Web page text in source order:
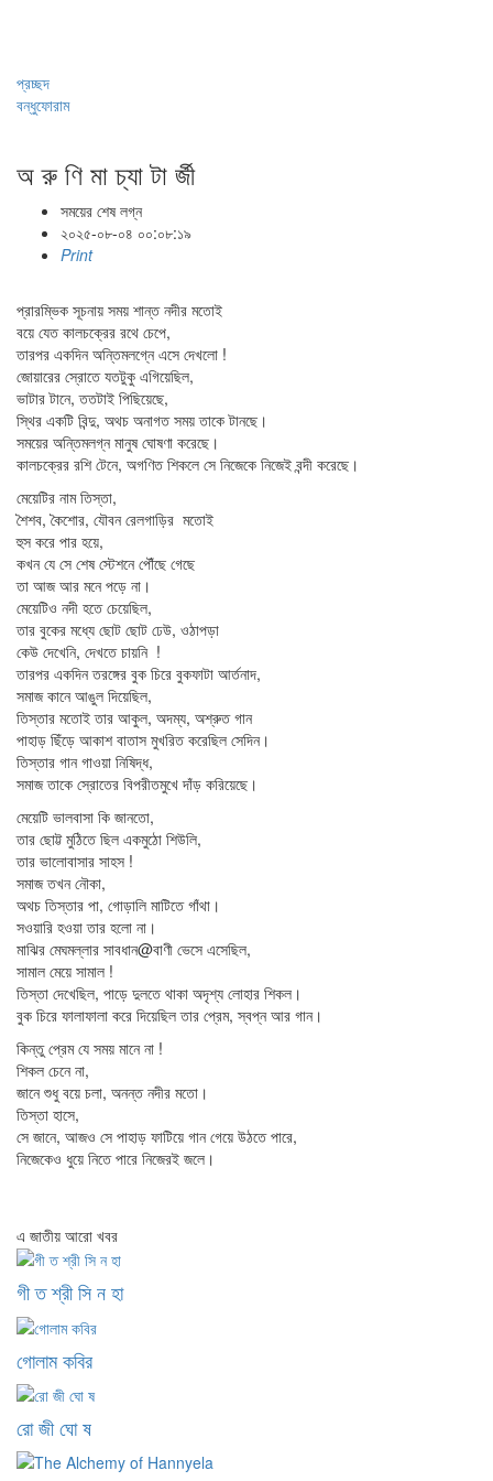
প্রচ্ছদ
বন্ধুফোরাম
অ রু ণি মা চ্যা টা র্জী
সময়ের শেষ লগ্ন
২০২৫-০৮-০৪ ০০:০৮:১৯
Print
প্রারম্ভিক সূচনায় সময় শান্ত নদীর মতোই
বয়ে যেত কালচক্রের রথে চেপে,
তারপর একদিন অন্তিমলগ্নে এসে দেখলো !
জোয়ারের স্রোতে যতটুকু এগিয়েছিল,
ভাটার টানে, ততটাই পিছিয়েছে,
স্থির একটি বিন্দু, অথচ অনাগত সময় তাকে টানছে।
সময়ের অন্তিমলগ্ন মানুষ ঘোষণা করেছে।
কালচক্রের রশি টেনে, অগণিত শিকলে সে নিজেকে নিজেই বন্দী করেছে।
মেয়েটির নাম তিস্তা,
শৈশব, কৈশোর, যৌবন রেলগাড়ির মতোই
হুস করে পার হয়ে,
কখন যে সে শেষ স্টেশনে পৌঁছে গেছে
তা আজ আর মনে পড়ে না।
মেয়েটিও নদী হতে চেয়েছিল,
তার বুকের মধ্যে ছোট ছোট ঢেউ, ওঠাপড়া
কেউ দেখেনি, দেখতে চায়নি !
তারপর একদিন তরঙ্গের বুক চিরে বুকফাটা আর্তনাদ,
সমাজ কানে আঙুল দিয়েছিল,
তিস্তার মতোই তার আকুল, অদম্য, অশ্রুত গান
পাহাড় ছিঁড়ে আকাশ বাতাস মুখরিত করেছিল সেদিন।
তিস্তার গান গাওয়া নিষিদ্ধ,
সমাজ তাকে স্রোতের বিপরীতমুখে দাঁড় করিয়েছে।
মেয়েটি ভালবাসা কি জানতো,
তার ছোট্ট মুঠিতে ছিল একমুঠো শিউলি,
তার ভালোবাসার সাহস !
সমাজ তখন নৌকা,
অথচ তিস্তার পা, গোড়ালি মাটিতে গাঁথা।
সওয়ারি হওয়া তার হলো না।
মাঝির মেঘমল্লার সাবধান@বাণী ভেসে এসেছিল,
সামাল মেয়ে সামাল !
তিস্তা দেখেছিল, পাড়ে দুলতে থাকা অদৃশ্য লোহার শিকল।
বুক চিরে ফালাফালা করে দিয়েছিল তার প্রেম, স্বপ্ন আর গান।
কিন্তু প্রেম যে সময় মানে না !
শিকল চেনে না,
জানে শুধু বয়ে চলা, অনন্ত নদীর মতো।
তিস্তা হাসে,
সে জানে, আজও সে পাহাড় ফাটিয়ে গান গেয়ে উঠতে পারে,
নিজেকেও ধুয়ে নিতে পারে নিজেরই জলে।
এ জাতীয় আরো খবর
গী ত শ্রী সি ন হা
গোলাম কবির
রো জী ঘো ষ